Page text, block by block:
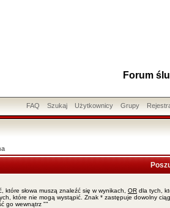
Forum
FAQ Szukaj Użytkownicy Grupy
które słowa muszą znaleźć się w wynikach, OR dla tych,
które nie mogą wystąpić. Znak * zastępuje dowolny ciąg
go wewnątrz ""